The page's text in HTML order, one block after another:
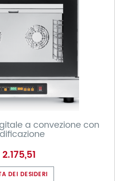
a convezione con
DEI DESIDERI